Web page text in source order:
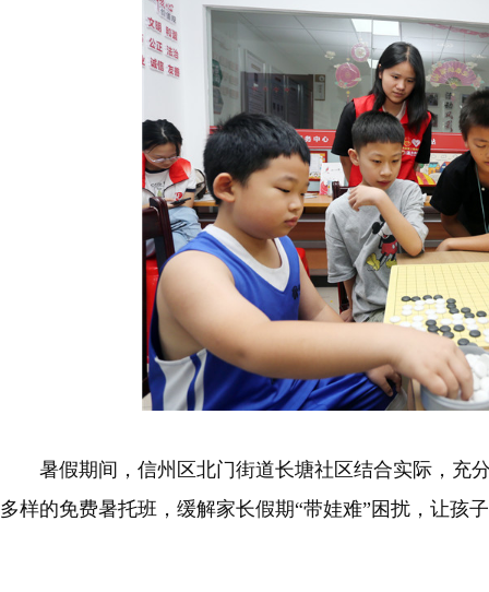
暑假期间，信州区北门街道长塘社区结合实际，充
多样的免费暑托班，缓解家长假期“带娃难”困扰，让孩